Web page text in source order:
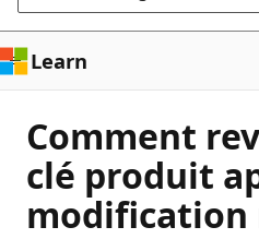
Learn
Comment
clé produit